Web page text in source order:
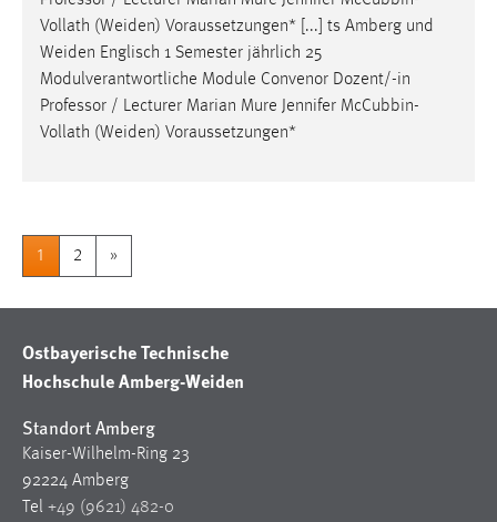
Vollath (Weiden) Voraussetzungen* [...] ts Amberg und
Weiden Englisch 1 Semester jährlich 25
Modulverantwortliche Module Convenor Dozent/-in
Professor / Lecturer Marian Mure Jennifer McCubbin-
Vollath (Weiden) Voraussetzungen*
1 2 »
Ostbayerische Technische
Hochschule Amberg-Weiden
Standort Amberg
Kaiser-Wilhelm-Ring 23
92224 Amberg
Tel +49 (9621) 482-0